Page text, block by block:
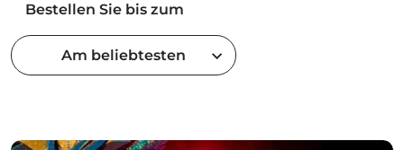
Bestellen Sie bis zum
Am beliebtesten